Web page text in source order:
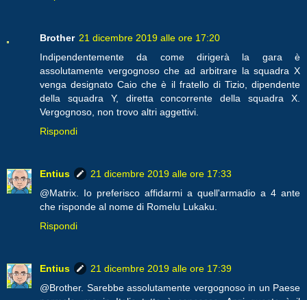
Brother 21 dicembre 2019 alle ore 17:20
Indipendentemente da come dirigerà la gara è
assolutamente vergognoso che ad arbitrare la squadra X
venga designato Caio che è il fratello di Tizio, dipendente
della squadra Y, diretta concorrente della squadra X.
Vergognoso, non trovo altri aggettivi.
Rispondi
Entius
21 dicembre 2019 alle ore 17:33
@Matrix. Io preferisco affidarmi a quell'armadio a 4 ante
che risponde al nome di Romelu Lukaku.
Rispondi
Entius
21 dicembre 2019 alle ore 17:39
@Brother. Sarebbe assolutamente vergognoso in un Paese